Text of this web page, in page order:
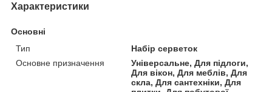
Характеристики
Основні
Тип
Набір серветок
Основне призначення
Універсальне, Для підлоги,
Для вікон, Для меблів, Для
скла, Для сантехніки, Для